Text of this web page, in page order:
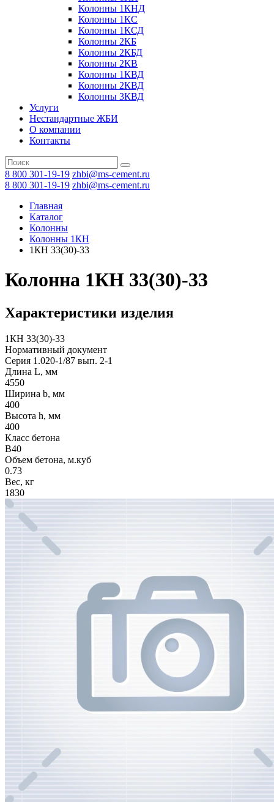
Колонны 1КНД
Колонны 1КС
Колонны 1КСД
Колонны 2КБ
Колонны 2КБД
Колонны 2КВ
Колонны 1КВД
Колонны 2КВД
Колонны 3КВД
Услуги
Нестандартные ЖБИ
О компании
Контакты
8 800 301-19-19 zhbi@ms-cement.ru
8 800 301-19-19 zhbi@ms-cement.ru
Главная
Каталог
Колонны
Колонны 1КН
1КН 33(30)-33
Колонна 1КН 33(30)-33
Характеристики изделия
1КН 33(30)-33
Нормативный документ
Серия 1.020-1/87 вып. 2-1
Длина L, мм
4550
Ширина b, мм
400
Высота h, мм
400
Класс бетона
В40
Объем бетона, м.куб
0.73
Вес, кг
1830